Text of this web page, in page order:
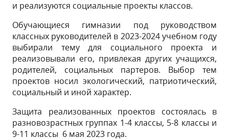
и реализуются социальные проекты классов.
Обучающиеся гимназии под руководством
классных руководителей в 2023-2024 учебном году
выбирали тему для социального проекта и
реализовывали его, привлекая других учащихся,
родителей, социальных партеров. Выбор тем
проектов носил экологический, патриотический,
социальный и иной характер.
Защита реализованных проектов состоялась в
разновозрастных группах 1-4 классы, 5-8 классы и
9-11 классы 6 мая 2023 года.